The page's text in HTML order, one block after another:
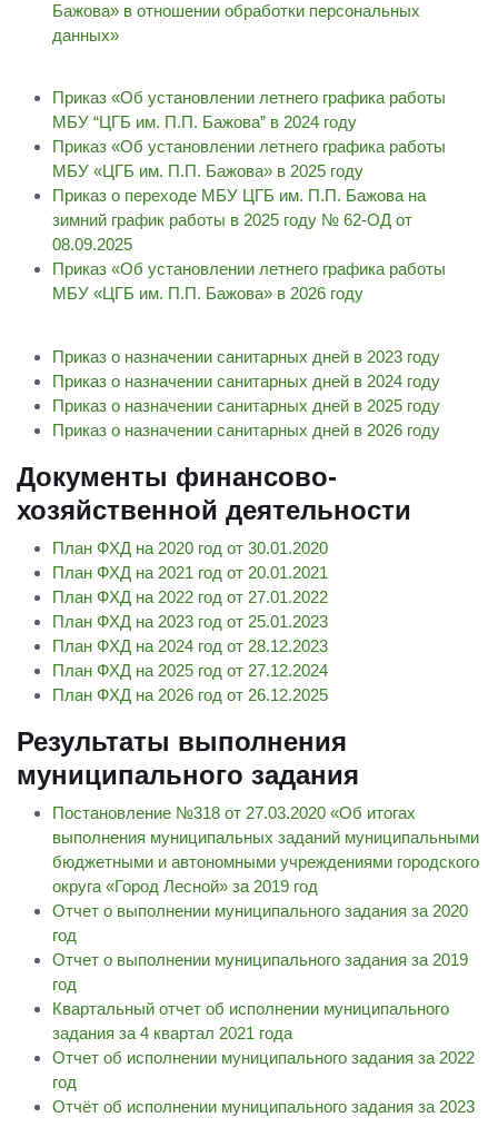
Бажова» в отношении обработки персональных
данных»
Приказ «Об установлении летнего графика работы
МБУ “ЦГБ им. П.П. Бажова” в 2024 году
Приказ «Об установлении летнего графика работы
МБУ «ЦГБ им. П.П. Бажова» в 2025 году
Приказ о переходе МБУ ЦГБ им. П.П. Бажова на
зимний график работы в 2025 году № 62-ОД от
08.09.2025
Приказ «Об установлении летнего графика работы
МБУ «ЦГБ им. П.П. Бажова» в 2026 году
Приказ о назначении санитарных дней в 2023 году
Приказ о назначении санитарных дней в 2024 году
Приказ о назначении санитарных дней в 2025 году
Приказ о назначении санитарных дней в 2026 году
Документы финансово-
хозяйственной деятельности
План ФХД на 2020 год от 30.01.2020
План ФХД на 2021 год от 20.01.2021
План ФХД на 2022 год от 27.01.2022
План ФХД на 2023 год от 25.01.2023
План ФХД на 2024 год от 28.12.2023
План ФХД на 2025 год от 27.12.2024
План ФХД на 2026 год от 26.12.2025
Результаты выполнения
муниципального задания
Постановление №318 от 27.03.2020 «Об итогах
выполнения муниципальных заданий муниципальными
бюджетными и автономными учреждениями городского
округа «Город Лесной» за 2019 год
Отчет о выполнении муниципального задания за 2020
год
Отчет о выполнении муниципального задания за 2019
год
Квартальный отчет об исполнении муниципального
задания за 4 квартал 2021 года
Отчет об исполнении муниципального задания за 2022
год
Отчёт об исполнении муниципального задания за 2023